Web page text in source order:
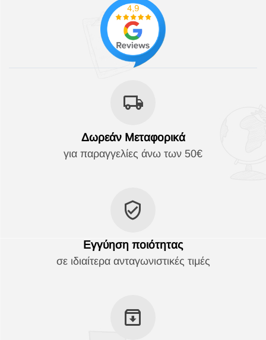
Δωρεάν Μεταφορικά
για παραγγελίες άνω των 50€
Εγγύηση ποιότητας
σε ιδιαίτερα ανταγωνιστικές τιμές